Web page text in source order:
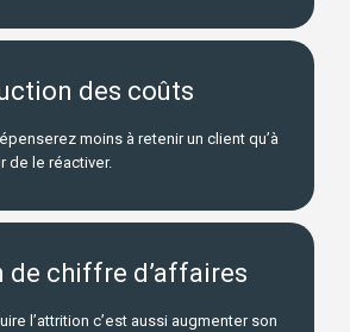
des coûts
moins à retenir un client qu’à
de le réactiver.
de chiffre d’affaires
l’attrition c’est aussi augmenter son